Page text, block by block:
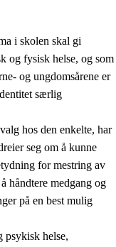
danning
i skolen skal gi
og fysisk helse, og som
og ungdomsårene er
særlig
hos den enkelte, har
seg om å kunne
for mestring av
håndtere medgang og
på en best mulig
psykisk helse,